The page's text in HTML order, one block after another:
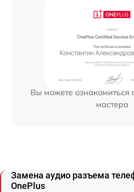
Вы можете ознакомиться
мастера
Замена аудио разъема
OnePlus